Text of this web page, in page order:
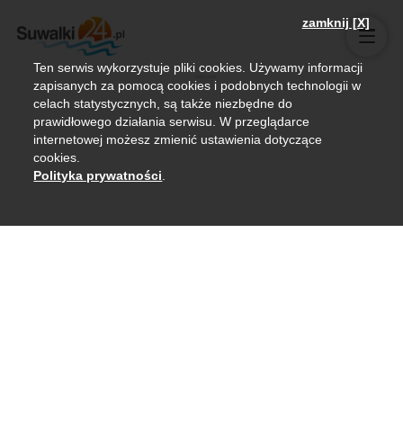
zamknij [X]
Ten serwis wykorzystuje pliki cookies. Używamy informacji
zapisanych za pomocą cookies i podobnych technologii w
celach statystycznych, są także niezbędne do
prawidłowego działania serwisu. W przeglądarce
internetowej możesz zmienić ustawienia dotyczące
cookies.
Polityka prywatności